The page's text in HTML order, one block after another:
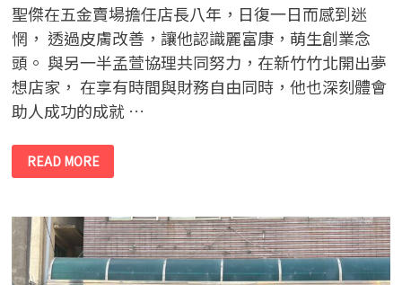
聖傑在五金賣場擔任店長八年，日復一日而感到迷
惘， 透過皮膚改善，讓他認識麗富康，萌生創業念
頭。 與另一半孟萱協理共同努力，在新竹竹北開出夢
想店家， 在享有時間與財務自由同時，他也深刻體會
助人成功的成就 …
【人
物
特
五
金
賣
場
店
長
READ MORE